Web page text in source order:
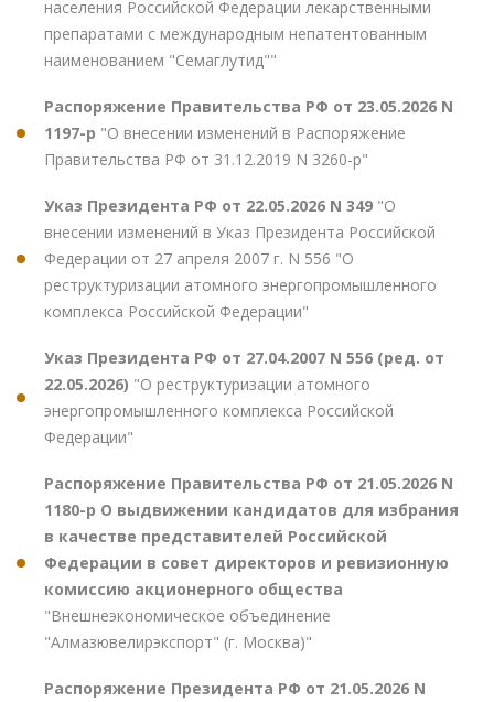
населения Российской Федерации лекарственными
препаратами с международным непатентованным
наименованием "Семаглутид""
Распоряжение Правительства РФ от 23.05.2026 N
1197-р "О внесении изменений в Распоряжение
Правительства РФ от 31.12.2019 N 3260-р"
Указ Президента РФ от 22.05.2026 N 349 "О
внесении изменений в Указ Президента Российской
Федерации от 27 апреля 2007 г. N 556 "О
реструктуризации атомного энергопромышленного
комплекса Российской Федерации"
Указ Президента РФ от 27.04.2007 N 556 (ред. от
22.05.2026) "О реструктуризации атомного
энергопромышленного комплекса Российской
Федерации"
Распоряжение Правительства РФ от 21.05.2026 N
1180-р О выдвижении кандидатов для избрания
в качестве представителей Российской
Федерации в совет директоров и ревизионную
комиссию акционерного общества
"Внешнеэкономическое объединение
"Алмазювелирэкспорт" (г. Москва)"
Распоряжение Президента РФ от 21.05.2026 N